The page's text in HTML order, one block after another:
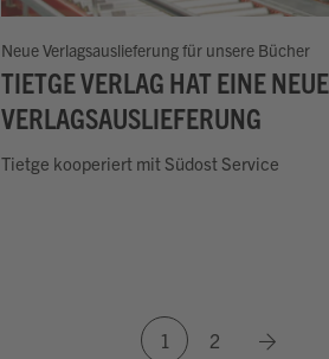
Neue Verlagsauslieferung für unsere Bücher
TIETGE VERLAG HAT EINE NEUE
VERLAGSAUSLIEFERUNG
Tietge kooperiert mit Südost Service
1 2 Next